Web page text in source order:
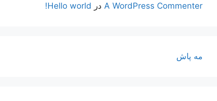
A WordPress Commenter در Hello world!
مه پاش